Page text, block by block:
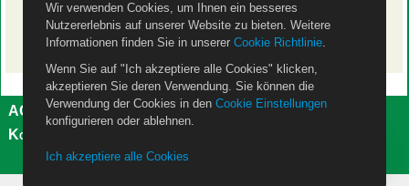
Ihre Costa Rica Rundreise
mit dem Mietwagen
– ist mit unseremBasispaket
AGB Impressum
Datenschutzerklärung
Kontakt
Wir verwenden Cookies, um Ihnen ein besseres
Nutzererlebnis auf unserer Website zu bieten. Weitere
Informationen finden Sie in unserer Cookie Richtlinie.
Wenn Sie auf "Ich akzeptiere alle Cookies" klicken,
akzeptieren Sie deren Verwendung. Sie können die
Verwendung der Cookies in den Cookie Einstellungen
konfigurieren oder ablehnen.
Ich akzeptiere alle Cookies